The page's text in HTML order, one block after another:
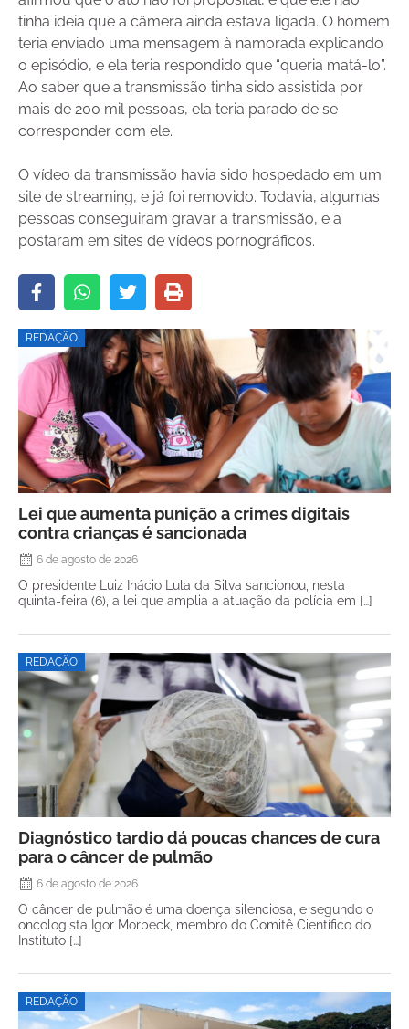
tinha ideia que a câmera ainda estava ligada. O homem
teria enviado uma mensagem à namorada explicando
o episódio, e ela teria respondido que “queria matá-lo”.
Ao saber que a transmissão tinha sido assistida por
mais de 200 mil pessoas, ela teria parado de se
corresponder com ele.
O vídeo da transmissão havia sido hospedado em um
site de streaming, e já foi removido. Todavia, algumas
pessoas conseguiram gravar a transmissão, e a
postaram em sites de vídeos pornográficos.
REDAÇÃO
Lei que aumenta punição a crimes digitais
contra crianças é sancionada
6 de agosto de 2026
O presidente Luiz Inácio Lula da Silva sancionou, nesta
quinta-feira (6), a lei que amplia a atuação da polícia em […]
REDAÇÃO
Diagnóstico tardio dá poucas chances de cura
para o câncer de pulmão
6 de agosto de 2026
O câncer de pulmão é uma doença silenciosa, e segundo o
oncologista Igor Morbeck, membro do Comitê Científico do
Instituto […]
REDAÇÃO